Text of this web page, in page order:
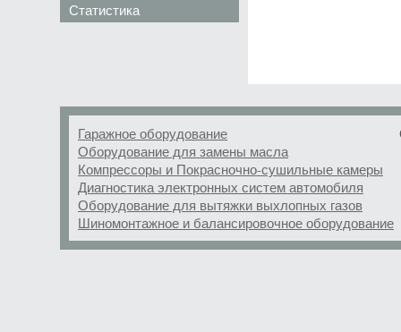
Статистика
Гаражное оборудование
Оборудование для замены масла
Компрессоры и Покрасночно-сушильные камеры
Диагностика электронных систем автомобиля
Оборудование для вытяжки выхлопных газов
Шиномонтажное и балансировочное оборудование